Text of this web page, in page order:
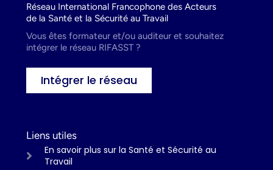
Réseau International Francophone des Acteurs
de la Santé et la Sécurité au Travail
Vous êtes formateur et/ou auditeur et souhaitez
intégrer le réseau RIFASST ?
Intégrer le réseau
Liens utiles
En savoir plus sur la Santé et Sécurité au
Travail